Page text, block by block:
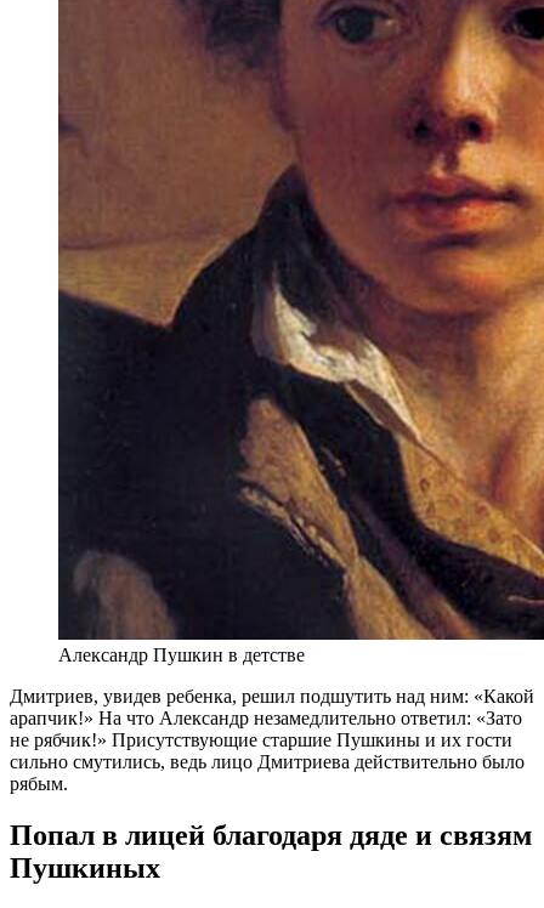
Александр Пушкин в детстве
Дмитриев, увидев ребенка, решил подшутить над ним: «Какой
арапчик!» На что Александр незамедлительно ответил: «Зато
не рябчик!» Присутствующие старшие Пушкины и их гости
сильно смутились, ведь лицо Дмитриева действительно было
рябым.
Попал в лицей благодаря дяде и связям
Пушкиных